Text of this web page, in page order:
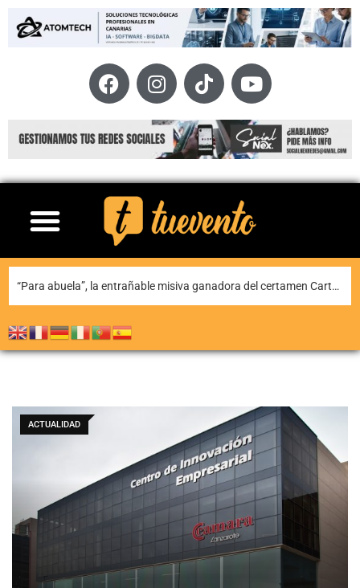
Teguise honra a Nuestra Señora de Las Nieves en la tradicional misa en la ermita
ACTUALIDAD